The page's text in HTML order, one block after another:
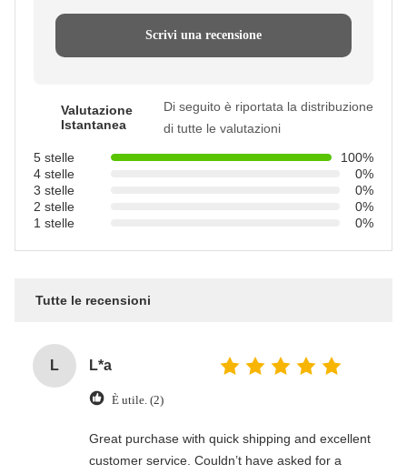
Scrivi una recensione
Valutazione
Istantanea
Di seguito è riportata la distribuzione
di tutte le valutazioni
5 stelle
100%
4 stelle
0%
3 stelle
0%
2 stelle
0%
1 stelle
0%
Tutte le recensioni
L L*a
È utile. (2)
Great purchase with quick shipping and excellent
customer service. Couldn’t have asked for a